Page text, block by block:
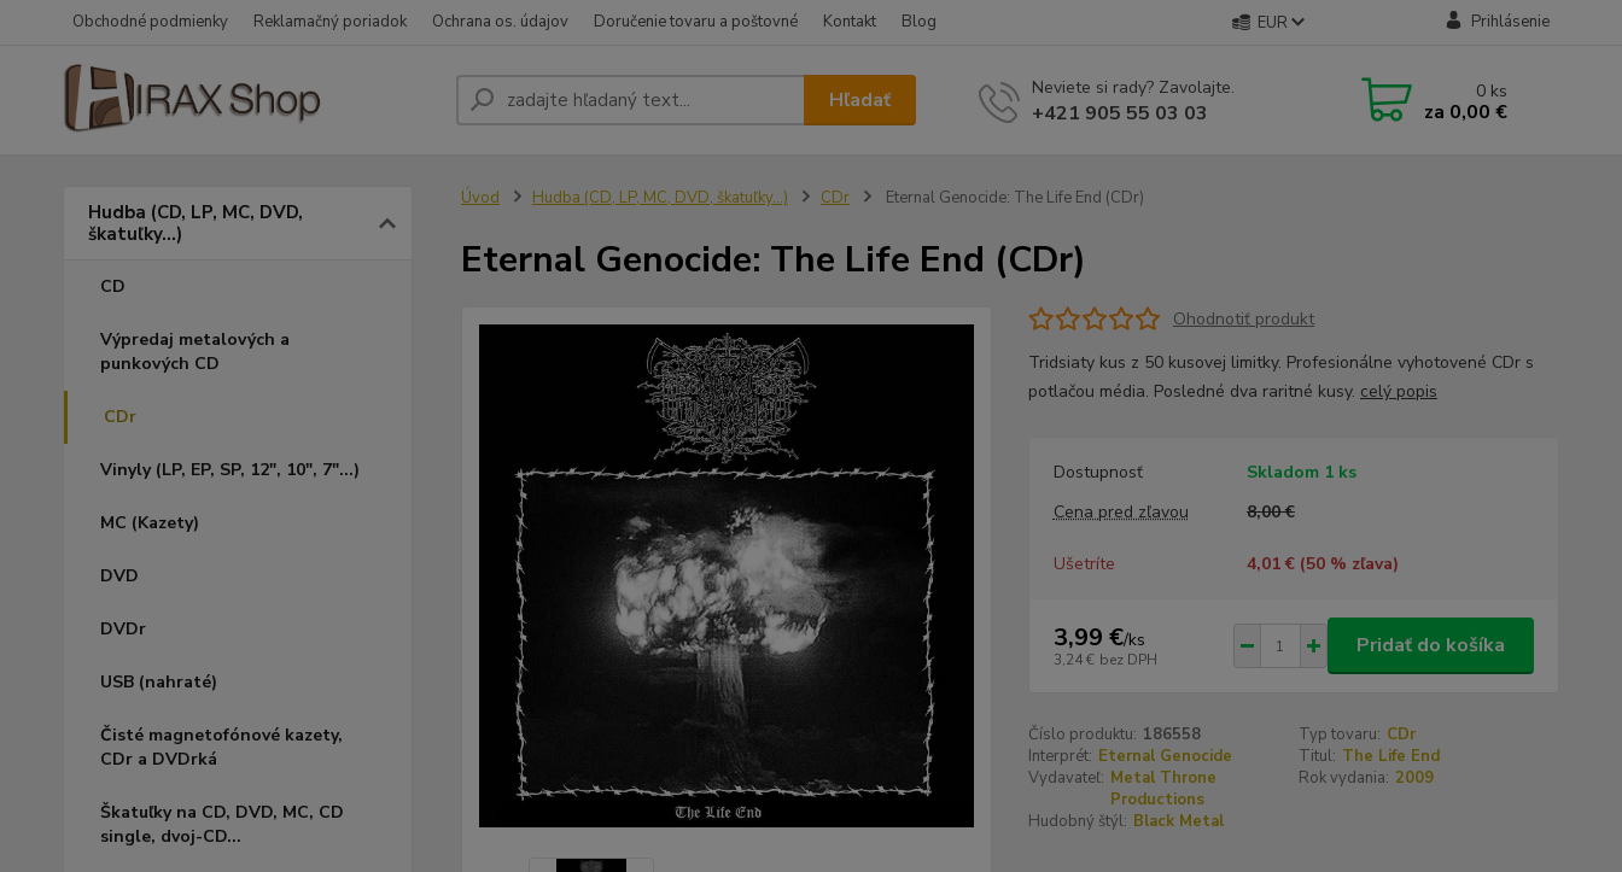
Obchodné podmienky Reklamačný poriadok Ochrana os. údajov Doručenie tovaru a poštovné Kontakt Blog EUR Prihlásenie
Hľadať Neviete si rady? Zavolajte.
+421 905 55 03 03
0 ks
za 0,00 €
Hudba (CD, LP, MC, DVD,
škatuľky...)
CD
Výpredaj metalových a
punkových CD
CDr
Vinyly (LP, EP, SP, 12", 10", 7"...)
MC (Kazety)
DVD
DVDr
USB (nahraté)
Čisté magnetofónové kazety,
CDr a DVDrká
Škatuľky na CD, DVD, MC, CD
single, dvoj-CD...
Úvod Hudba (CD, LP, MC, DVD, škatuľky...) CDr Eternal Genocide: The Life End (CDr)
Eternal Genocide: The Life End (CDr)
Ohodnotiť produkt
Tridsiaty kus z 50 kusovej limitky. Profesionálne vyhotovené CDr s
potlačou média. Posledné dva raritné kusy. celý popis
Dostupnosť
Skladom 1 ks
Cena pred zľavou
8,00 €
Ušetríte 4,01 € (50% zľava)
3,99 €/ks
3,24 € bez DPH
Pridať do košíka
Číslo produktu: 186558 Typ tovaru: CDr
Interprét: Eternal Genocide Titul: The Life End
Vydavateľ: Metal Throne
Productions
Rok vydania: 2009
Hudobný štýl: Black Metal